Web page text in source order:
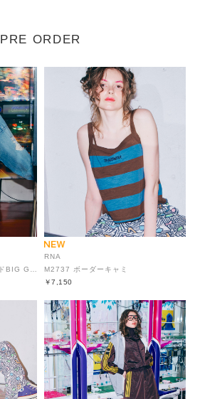
PRE ORDER
RNA
M2737 ボーダーキャミ
￥7,150